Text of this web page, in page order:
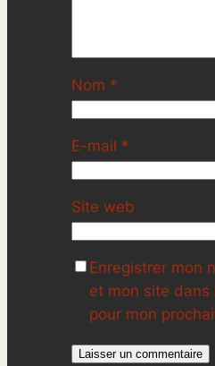
Nom *
E-mail *
Site web
Enregistrer mon
et mon site dans
pour mon